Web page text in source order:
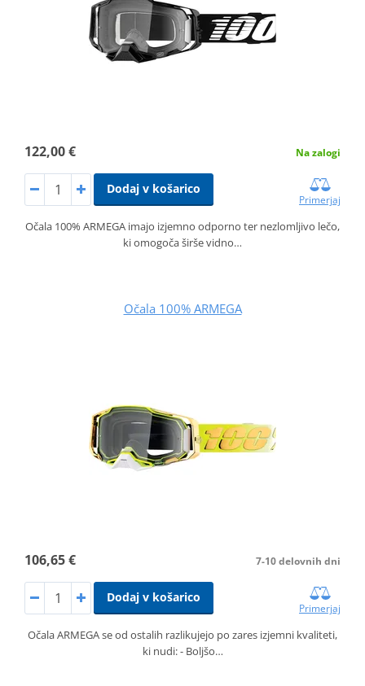
122,00 € Na zalogi
Dodaj v košarico
Primerjaj
Očala 100% ARMEGA imajo izjemno odporno ter nezlomljivo lečo,
ki omogoča širše vidno…
Očala 100% ARMEGA
106,65 € 7-10 delovnih dni
Dodaj v košarico
Primerjaj
Očala ARMEGA se od ostalih razlikujejo po zares izjemni kvaliteti,
ki nudi: - Boljšo…